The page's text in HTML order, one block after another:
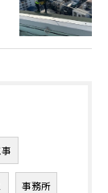
事務所